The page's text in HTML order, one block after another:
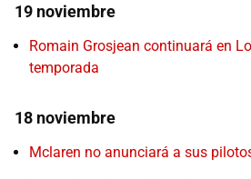
19 noviembre
Romain Grosjean continuará en
temporada
18 noviembre
Mclaren no anunciará a sus